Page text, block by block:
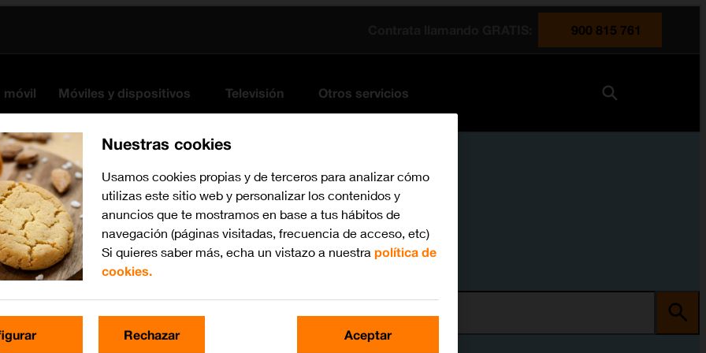
900 815 761
móvil Móviles y dispositivos Televisión Otros servicios
Nuestras cookies
Usamos cookies propias y de terceros para analizar cómo
utilizas este sitio web y personalizar los contenidos y
anuncios que te mostramos en base a tus hábitos de
navegación (páginas visitadas, frecuencia de acceso, etc)
Si quieres saber más, echa un vistazo a nuestra política de
cookies.
Rechazar Aceptar